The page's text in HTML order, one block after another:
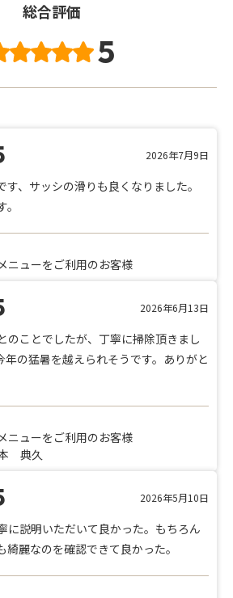
総合評価
5
2026年7月9日
、サッシの滑りも良くなりました。
ニューをご利用のお客様
2026年6月13日
のことでしたが、丁寧に掃除頂きまし
年の猛暑を越えられそうです。ありがと
ニューをご利用のお客様
典久
2026年5月10日
に説明いただいて良かった。もちろん
麗なのを確認できて良かった。